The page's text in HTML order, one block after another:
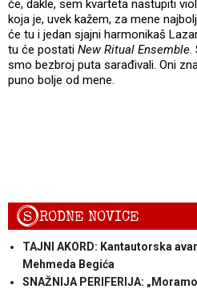
će, dakle, sem kvarteta nastupiti
koja je, uvek kažem, za mene
će tu i jedan sjajni harmonikaš
tu će postati New Ritual Ensemble.
smo bezbroj puta sarađivali. Oni
puno bolje od mene.
SRODNE NOVICE
TAJNI AKORD: Kantautorska
Mehmeda Begića
SNAŽNIJA PERIFERIJA: